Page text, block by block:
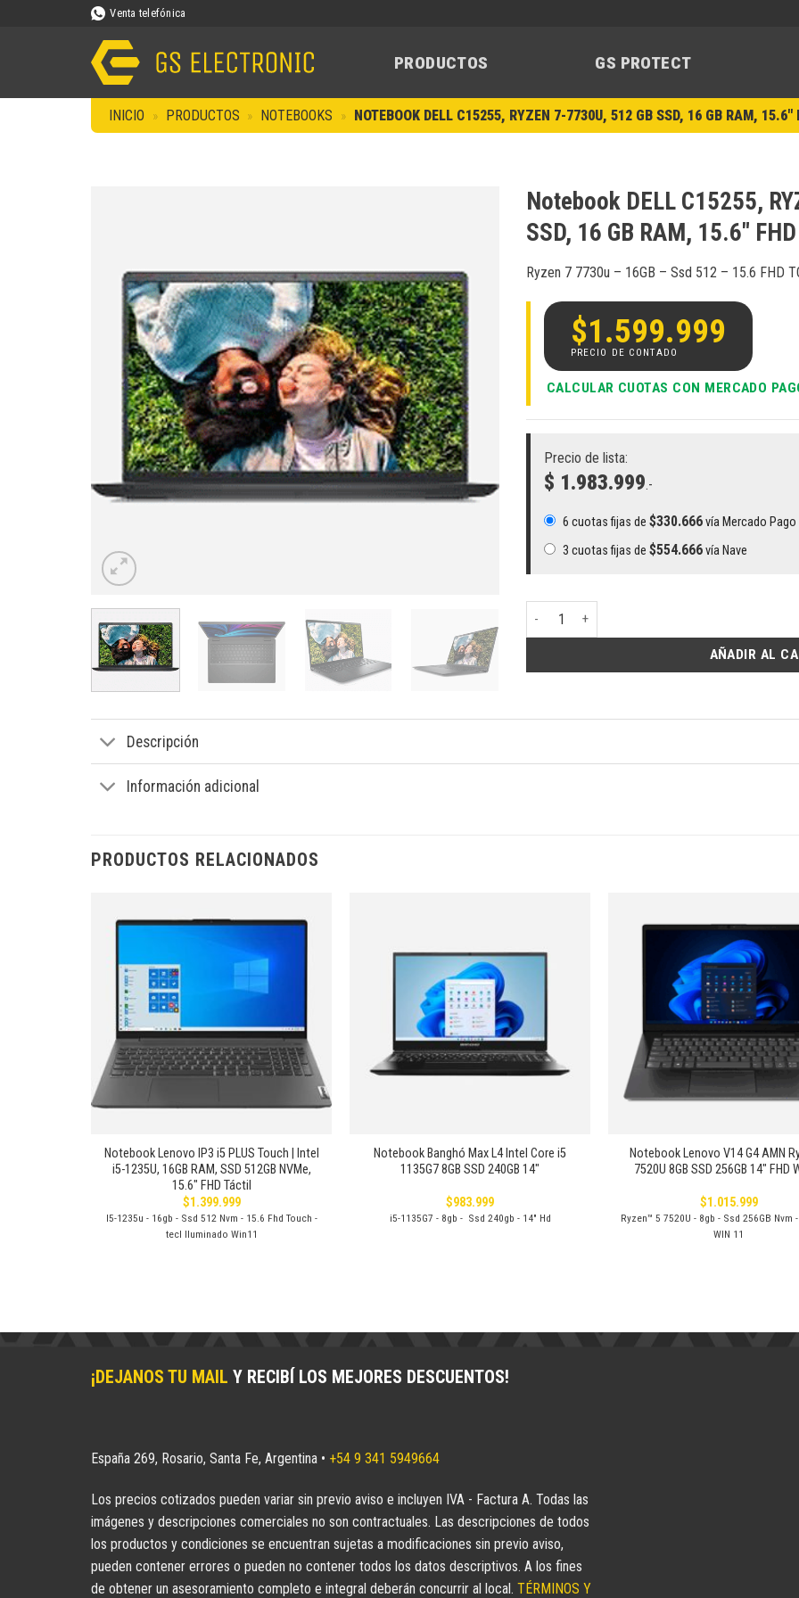
Venta telefónica
PRODUCTOS GS PROTECT
INICIO » PRODUCTOS » NOTEBOOKS » NOTEBOOK DELL C15255, RYZEN 7-7730U, 512 GB SSD, 16 GB RAM, 15.6″
lista de
deseos
Notebook DELL C15255,
SSD, 16 GB RAM, 15.6″
Ryzen 7 7730u – 16GB – Ssd 512 – 15.6 FHD
$1.599.999
CALCULAR CUOTAS CON MERCADO
Precio de lista:
$ 1.983.999.-
6 cuotas fijas de $330.666vía Mercado Pago
3 cuotas fijas de $554.666vía Nave
Notebook DELL C15255, RYZEN 7-7730U, 512 GB
AÑADIR AL
Descripción
Información adicional
PRODUCTOS RELACIONADOS
Notebook Lenovo IP3 i5 PLUS Touch | Intel
i5-1235U, 16GB RAM, SSD 512GB NVMe,
15.6″ FHD Táctil
$1.399.999
I5-1235u - 16gb - Ssd 512 Nvm - 15.6 Fhd Touch -
tecl Iluminado Win11
Notebook Banghó Max L4 Intel Core i5
1135G7 8GB SSD 240GB 14″
$983.999
i5-1135G7 - 8gb - Ssd 240gb - 14" Hd
Notebook Lenovo V14 G4 AMN
7520U 8GB SSD 256GB 14″ FHD
$1.015.999
Ryzen™ 5 7520U - 8gb - Ssd 256GB Nvm
WIN 11
¡DEJANOS TU MAIL Y RECIBÍ LOS MEJORES DESCUENTOS!
España 269, Rosario, Santa Fe, Argentina • +54 9 341 5949664
Los precios cotizados pueden variar sin previo aviso e incluyen IVA - Factura A. Todas las
imágenes y descripciones comerciales no son contractuales. Las descripciones de todos
los productos y condiciones se encuentran sujetas a modificaciones sin previo aviso,
pueden contener errores o pueden no contener todos los datos descriptivos. A los fines
de obtener un asesoramiento completo e integral deberán concurrir al local. TÉRMINOS Y